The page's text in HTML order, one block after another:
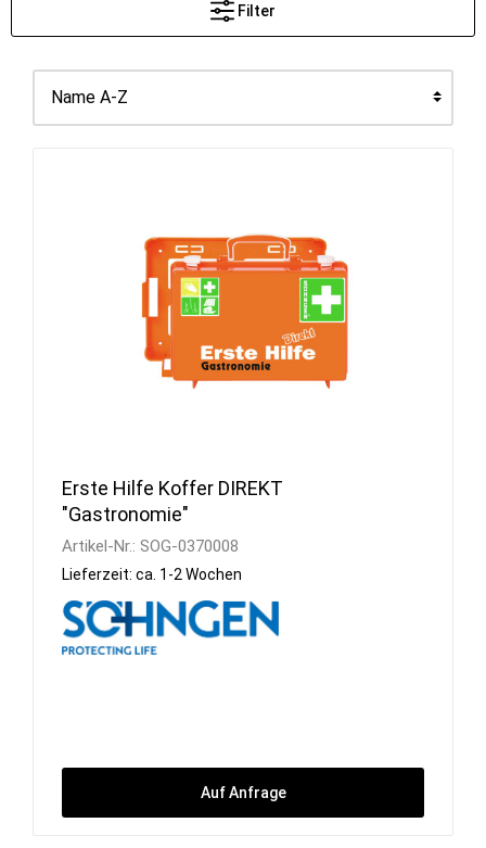
Filter
Erste Hilfe Koffer DIREKT
"Gastronomie"
Artikel-Nr.: SOG-0370008
Lieferzeit: ca. 1-2 Wochen
Auf Anfrage